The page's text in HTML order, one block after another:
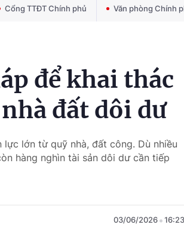
Cổng TTĐT Chính phủ Văn phòng Chính
để khai thác
đất dôi dư
lớn từ quỹ nhà, đất công. Dù nhiều
hàng nghìn tài sản dôi dư cần tiếp
03/06/2026 16:23